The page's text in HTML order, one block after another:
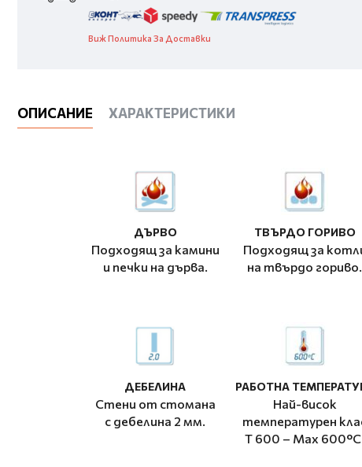
Виж Политика За Доставки
ОПИСАНИЕ ХАРАКТЕРИСТИКИ
ДЪРВО
Подходящ за камини
и печки на дърва.
ТВЪРДО ГОРИВО
Подходящ за
на твърдо гориво.
ДЕБЕЛИНА
Стени от стомана
с дебелина 2 мм.
РАБОТНА
Най-висок
температурен
T 600 – Мax